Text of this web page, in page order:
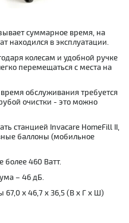
суммарное время, на
находился в эксплуатации.
колесам и удобной ручке
перемещаться с места на
обслуживания требуется
очистки - это можно
станцией Invacare HomeFill II,
баллоны (мобильное
460 Ватт.
– 46 дБ.
67,0 х 46,7 х 36,5 (В х Г х Ш)